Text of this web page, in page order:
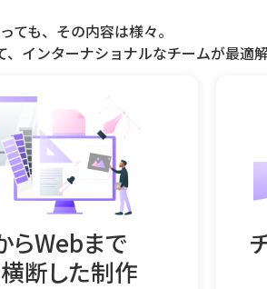
ても、その内容は様々。
インターナショナルなチームが最適解
らWebまで
断した制作